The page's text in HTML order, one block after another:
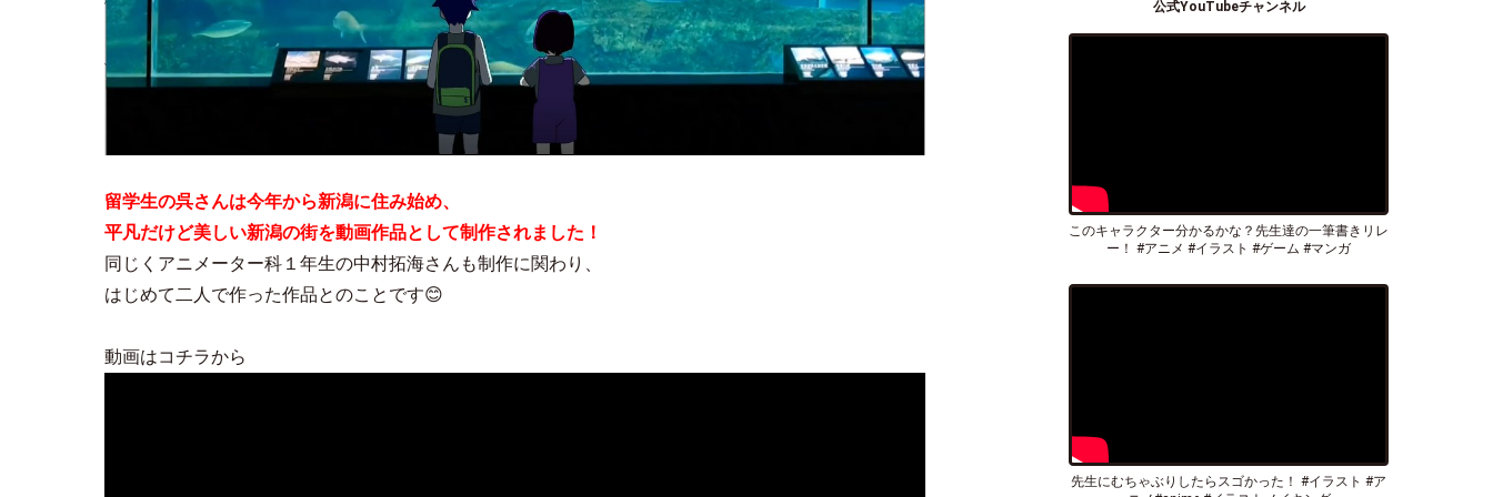
留学生の呉さんは今年から新潟に住み始め、
平凡だけど美しい新潟の街を動画作品として制作されました！
同じくアニメーター科１年生の中村拓海さんも制作に関わり、
はじめて二人で作った作品とのことです😊
動画はコチラから
公式YouTubeチャンネル
このキャラクター分かるかな？先生達の一筆書きリレ
ー！ #アニメ #イラスト #ゲーム #マンガ
先生にむちゃぶりしたらスゴかった！ #イラスト #ア